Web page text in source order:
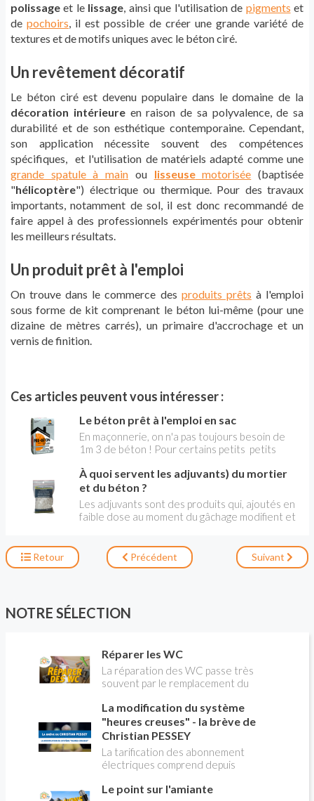
polissage et le lissage, ainsi que l'utilisation de pigments et
depochoirs, il est possible de créer une grande variété de
textures et de motifs uniques avec le béton ciré.
Un revêtement décoratif
Le béton ciré est devenu populaire dans le domaine de la
décoration intérieureen raison de sa polyvalence, de sa
durabilité et de son esthétique contemporaine. Cependant,
son application nécessite souvent des compétences
spécifiques, et l'utilisation de matériels adapté comme une
grande spatule à main ou lisseusemotorisée (baptisée
"hélicoptère") électrique ou thermique. Pour des travaux
importants, notamment de sol, il est donc recommandé de
faire appel à des professionnels expérimentés pour obtenir
les meilleurs résultats.
Un produit prêt à l'emploi
On trouve dans le commerce des produits prêts à l'emploi
sous forme de kit comprenant le béton lui-même (pour une
dizaine de mètres carrés), un primaire d'accrochage et un
vernis de finition.
Ces articles peuvent vous intéresser :
Le béton prêt à l'emploi en sac
En maçonnerie, on n'a pas toujours besoin de
1m 3 de béton ! Pour certains petits petits
le scellement de poteaux de clôture un sac de
béton prêt à l'emploi de 33 kg suffira.
À quoi servent les adjuvants) du mortier
et du béton ?
Les adjuvants sont des produits qui, ajoutés en
faible dose au moment du gâchage modifient et
on ajoutait du sang de bœuf au mortier pour
accélérer sa prise. LIVRE RECOMMANDÉ
Retour Précédent Suivant
NOTRE SÉLECTION
Réparer les WC
La réparation des WC passe très
souvent par le remplacement du
expliquer
La modification du système
"heures creuses" - la brève de
Christian PESSEY
La tarification des abonnement
électriques comprend depuis
pleines, heures creuses. Aujourd'hui
Le point sur l'amiante